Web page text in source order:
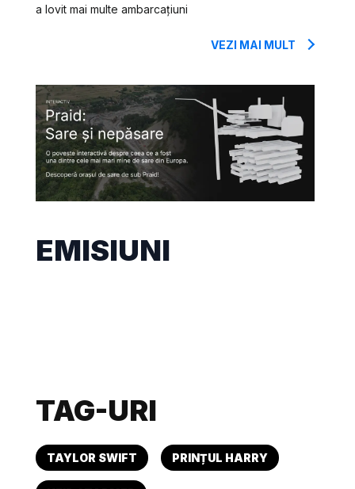
a lovit mai multe ambarcațiuni
VEZI MAI MULT
EMISIUNI
TAG-URI
TAYLOR SWIFT PRINȚUL HARRY